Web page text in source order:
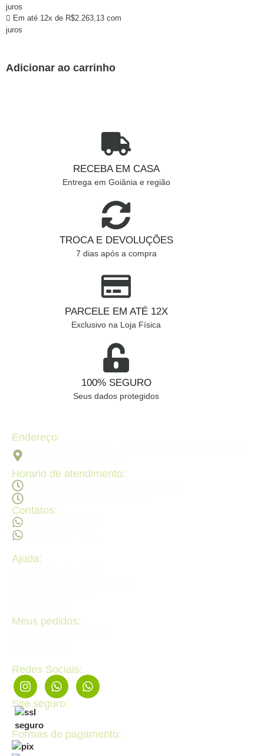
juros
Em até 12x de R$2.263,13 com
juros
Adicionar ao carrinho
RECEBA EM CASA
Entrega em Goiânia e região
TROCA E DEVOLUÇÕES
7 dias após a compra
PARCELE EM ATÉ 12X
Exclusivo na Loja Física
100% SEGURO
Seus dados protegidos
Endereço:
Horario de atendimento:
Contatos:
Ajuda:
Meus pedidos:
Redes Sociais:
Site seguro:
Formas de pagamento: